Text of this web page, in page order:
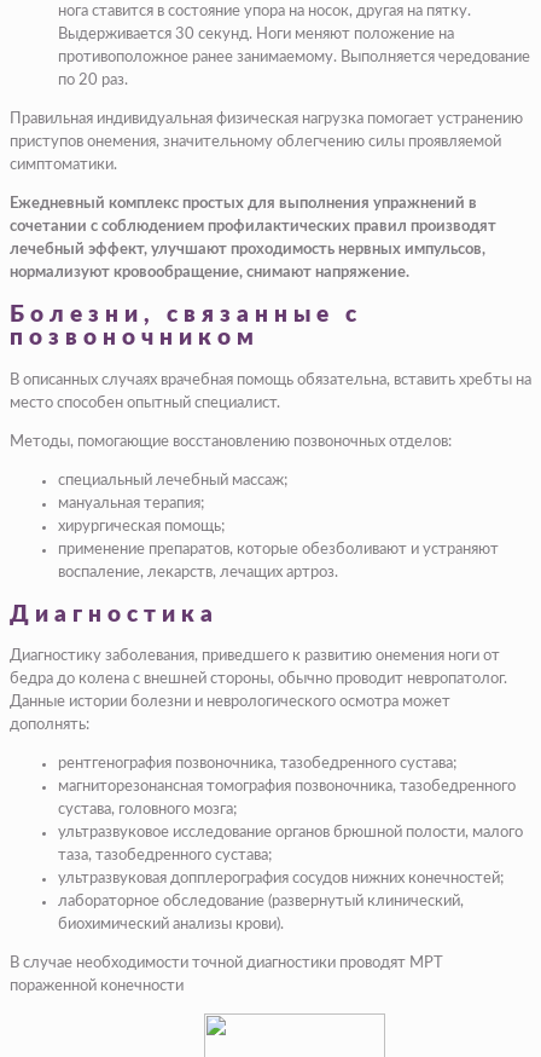
нога ставится в состояние упора на носок, другая на пятку.
Выдерживается 30 секунд. Ноги меняют положение на
противоположное ранее занимаемому. Выполняется чередование
по 20 раз.
Правильная индивидуальная физическая нагрузка помогает устранению
приступов онемения, значительному облегчению силы проявляемой
симптоматики.
Ежедневный комплекс простых для выполнения упражнений в
сочетании с соблюдением профилактических правил производят
лечебный эффект, улучшают проходимость нервных импульсов,
нормализуют кровообращение, снимают напряжение.
Болезни, связанные с
позвоночником
В описанных случаях врачебная помощь обязательна, вставить хребты на
место способен опытный специалист.
Методы, помогающие восстановлению позвоночных отделов:
специальный лечебный массаж;
мануальная терапия;
хирургическая помощь;
применение препаратов, которые обезболивают и устраняют
воспаление, лекарств, лечащих артроз.
Диагностика
Диагностику заболевания, приведшего к развитию онемения ноги от
бедра до колена с внешней стороны, обычно проводит невропатолог.
Данные истории болезни и неврологического осмотра может
дополнять:
рентгенография позвоночника, тазобедренного сустава;
магниторезонансная томография позвоночника, тазобедренного
сустава, головного мозга;
ультразвуковое исследование органов брюшной полости, малого
таза, тазобедренного сустава;
ультразвуковая допплерография сосудов нижних конечностей;
лабораторное обследование (развернутый клинический,
биохимический анализы крови).
В случае необходимости точной диагностики проводят МРТ
пораженной конечности